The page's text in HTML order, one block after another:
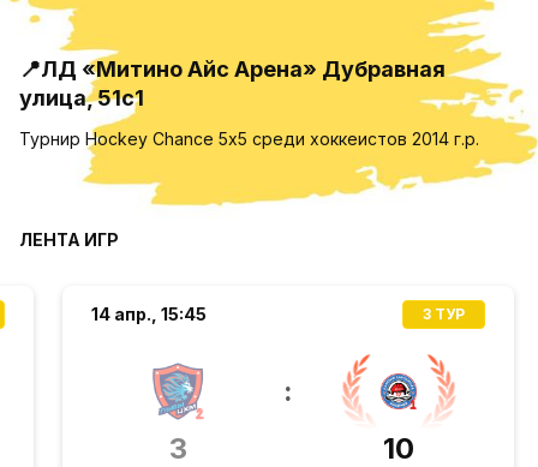
📍ЛД «Митино Айс Арена» Дубравная
улица, 51с1
Турнир Hockey Chance 5х5 среди хоккеистов 2014 г.р.
ЛЕНТА ИГР
14 апр., 15:45 3 ТУР
3
:
10